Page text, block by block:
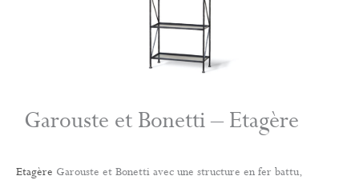
Garouste et Bonetti – Etagère
Etagère Garouste et Bonetti avec une structure en fer battu,